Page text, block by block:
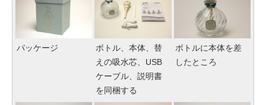
パッケージ
ボトル、本体、替
えの吸水芯、USB
ケーブル、説明書
を同梱する
ボトルに本体を差
したところ